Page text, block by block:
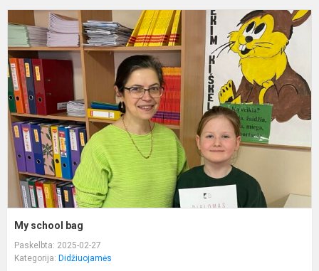
My school bag
Paskelbta: 2025-02-27
Kategorija: Didžiuojamės